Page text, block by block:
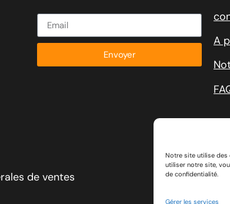
Notre site utilise des
utiliser notre site,
de confidentialité.
Gérer les services
Envoyer
A
de ventes Politique de